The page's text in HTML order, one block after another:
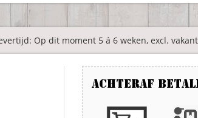
Op dit moment 5 á 6 weken, excl.
Achteraf